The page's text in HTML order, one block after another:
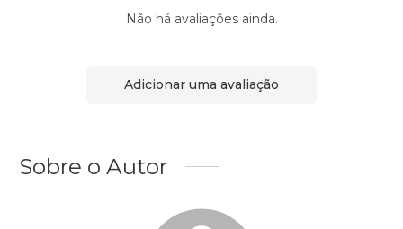
Não há avaliações ainda.
Adicionar uma avaliação
Sobre o Autor